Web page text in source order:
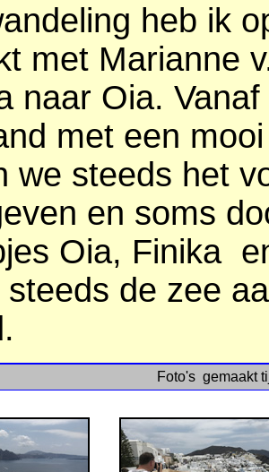
heb ik
met Marianne
naar Oia.
met een
we steeds het
en soms
Oia, Finika
steeds de zee
Foto's gemaakt